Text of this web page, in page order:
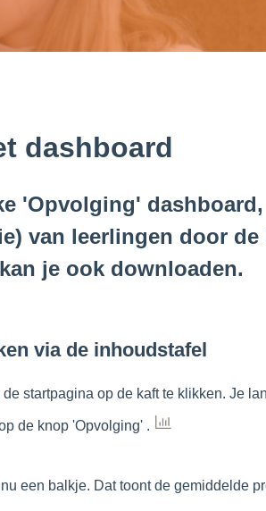
dashboard
'Opvolging'
van leerlingen door de
je ook downloaden.
via de inhoudstafel
startpagina op de kaft te klikken. Je
de knop 'Opvolging' .
een balkje. Dat toont de gemiddelde